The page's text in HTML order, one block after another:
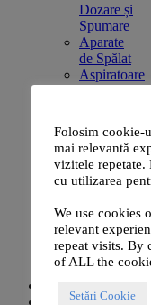
Dozare și
Spumare
Aparate
de Spălat
Aspiratoare
Schimb
Prosoape
din
Microfibre,
și Role
Hârtie
Pro-X
NOUTATI
Folosim cookie-
mai relevantă
vizitele repetate.
cu utilizarea
We use cookies
relevant
repeat visits. By
of ALL the
Setări Cookie